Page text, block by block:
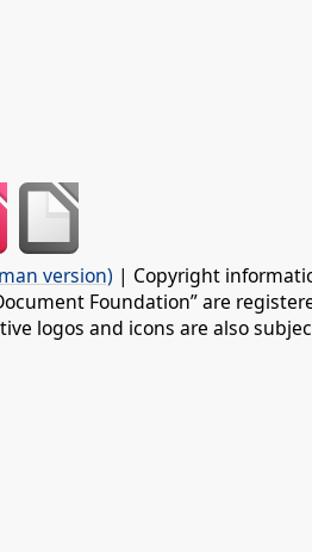
version) | Copyright
Foundation” are
logos and icons are also